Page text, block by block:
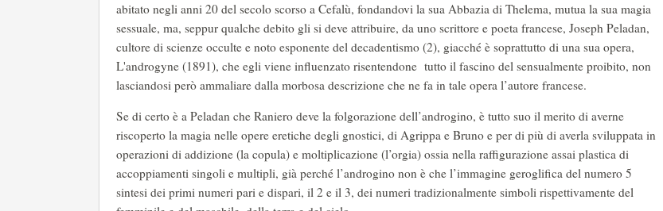
abitato negli anni 20 del secolo scorso a Cefalù, fondandovi la sua Abbazia di Thelema, mutua la sua magia
sessuale, ma, seppur qualche debito gli si deve attribuire, da uno scrittore e poeta francese, Joseph Peladan,
cultore di scienze occulte e noto esponente del decadentismo (2), giacché è soprattutto di una sua opera,
L'androgyne (1891), che egli viene influenzato risentendone tutto il fascino del sensualmente proibito, non
lasciandosi però ammaliare dalla morbosa descrizione che ne fa in tale opera l’autore francese.
Se di certo è a Peladan che Raniero deve la folgorazione dell’androgino, è tutto suo il merito di averne
riscoperto la magia nelle opere eretiche degli gnostici, di Agrippa e Bruno e per di più di averla sviluppata in
operazioni di addizione (la copula) e moltiplicazione (l’orgia) ossia nella raffigurazione assai plastica di
accoppiamenti singoli e multipli, già perché l’androgino non è che l’immagine geroglifica del numero 5
sintesi dei primi numeri pari e dispari, il 2 e il 3, dei numeri tradizionalmente simboli rispettivamente del